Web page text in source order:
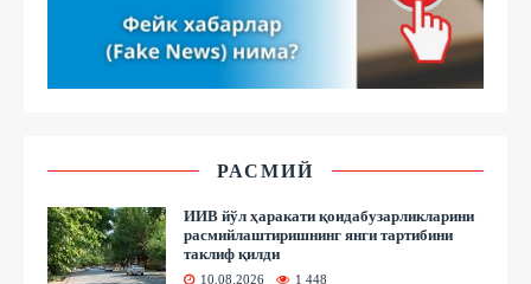
РАСМИЙ
ИИВ йўл ҳаракати қоидабузарликларини
расмийлаштиришнинг янги тартибини
таклиф қилди
10.08.2026 1 448